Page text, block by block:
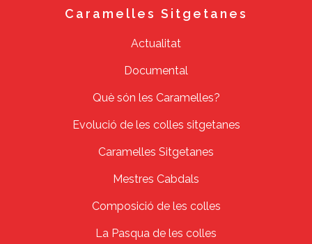
Caramelles Sitgetanes
Actualitat
Documental
Què són les Caramelles?
Evolució de les colles sitgetanes
Caramelles Sitgetanes
Mestres Cabdals
Composició de les colles
La Pasqua de les colles